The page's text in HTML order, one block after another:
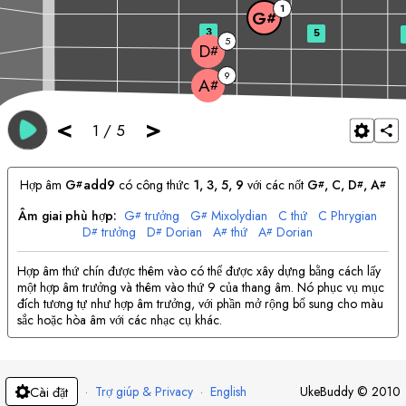
< 1 / 5 >
A# 9
D# 5
G# 1
3 5
Hợp âm G#add9 có công thức 1, 3, 5, 9 với các nốt G#, C, D#, A#
Âm giai phù hợp: G# trưởng G# Mixolydian C thứ C Phrygian
D# trưởng D# Dorian A# thứ A# Dorian
Hợp âm thứ chín được thêm vào có thể được xây dựng bằng cách lấy
một hợp âm trưởng và thêm vào thứ 9 của thang âm. Nó phục vụ mục
đích tương tự như hợp âm trưởng, với phần mở rộng bổ sung cho màu
sắc hoặc hòa âm với các nhạc cụ khác.
Cài đặt · Trợ giúp & Privacy · English UkeBuddy © 2010